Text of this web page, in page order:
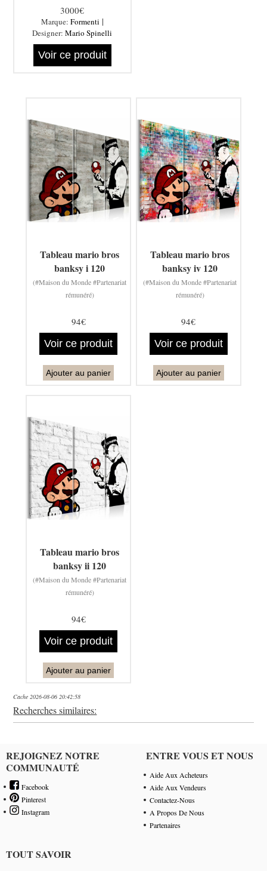
3000€
Marque: Formenti |
Designer:Mario Spinelli
Voir ce produit
Tableau mario bros
banksy i 120
(#Maison du Monde #Partenariat
rémunéré)
94€
Voir ce produit
Ajouter au panier
Tableau mario bros
banksy iv 120
(#Maison du Monde #Partenariat
rémunéré)
94€
Voir ce produit
Ajouter au panier
Tableau mario bros
banksy ii 120
(#Maison du Monde #Partenariat
rémunéré)
94€
Voir ce produit
Ajouter au panier
Cache 2026-08-06 20:42:58
Recherches similaires:
REJOIGNEZ NOTRE
COMMUNAUTÉ
Facebook
Pinterest
Instagram
ENTRE VOUS ET NOUS
Aide Aux Acheteurs
Aide Aux Vendeurs
Contactez-Nous
A Propos De Nous
Partenaires
TOUT SAVOIR